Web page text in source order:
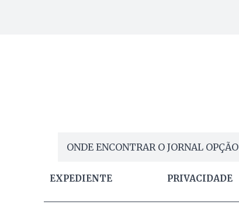
ONDE ENCONTRAR O JORNAL OPÇÃO
EXPEDIENTE PRIVACIDADE